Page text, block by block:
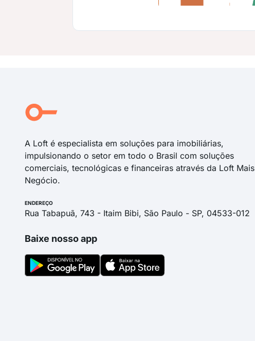
A Loft é especialista em soluções para imobiliárias,
impulsionando o setor em todo o Brasil com soluções
comerciais, tecnológicas e financeiras através da Loft Mais
Negócio.
ENDEREÇO
Rua Tabapuã, 743 - Itaim Bibi, São Paulo - SP, 04533-012
Baixe nosso app